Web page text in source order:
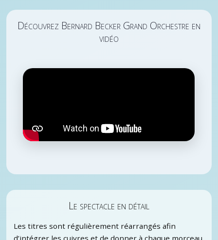
Découvrez Bernard Becker Grand Orchestre en
vidéo
Le spectacle en détail
Les titres sont régulièrement réarrangés afin